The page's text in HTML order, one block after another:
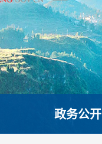
政务公开